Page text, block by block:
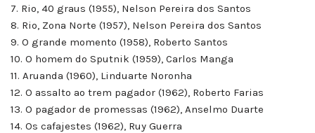
7. Rio, 40 graus (1955), Nelson Pereira dos Santos
8. Rio, Zona Norte (1957), Nelson Pereira dos Santos
9. O grande momento (1958), Roberto Santos
10. O homem do Sputnik (1959), Carlos Manga
11. Aruanda (1960), Linduarte Noronha
12. O assalto ao trem pagador (1962), Roberto Farias
13. O pagador de promessas (1962), Anselmo Duarte
14. Os cafajestes (1962), Ruy Guerra